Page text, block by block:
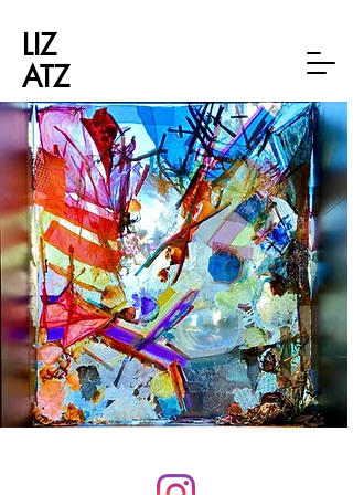
LIZ
ATZ